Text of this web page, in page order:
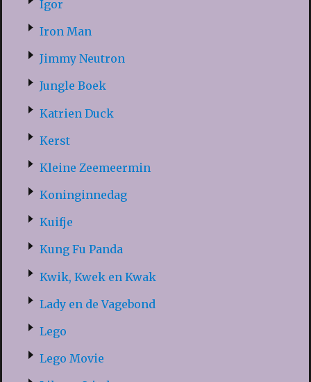
Igor
Iron Man
Jimmy Neutron
Jungle Boek
Katrien Duck
Kerst
Kleine Zeemeermin
Koninginnedag
Kuifje
Kung Fu Panda
Kwik, Kwek en Kwak
Lady en de Vagebond
Lego
Lego Movie